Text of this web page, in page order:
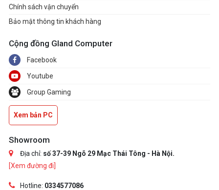
Chính sách vận chuyển
Bảo mật thông tin khách hàng
Cộng đồng Gland Computer
Facebook
Youtube
Group Gaming
Xem bản PC
Showroom
Địa chỉ: số 37-39 Ngõ 29 Mạc Thái Tông - Hà Nội.
[Xem đường đi]
Hotline: 0334577086